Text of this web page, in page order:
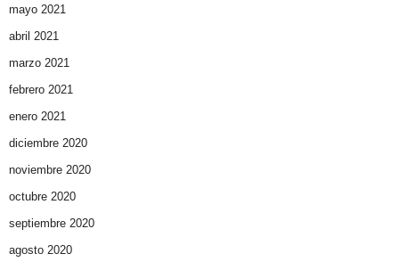
mayo 2021
abril 2021
marzo 2021
febrero 2021
enero 2021
diciembre 2020
noviembre 2020
octubre 2020
septiembre 2020
agosto 2020